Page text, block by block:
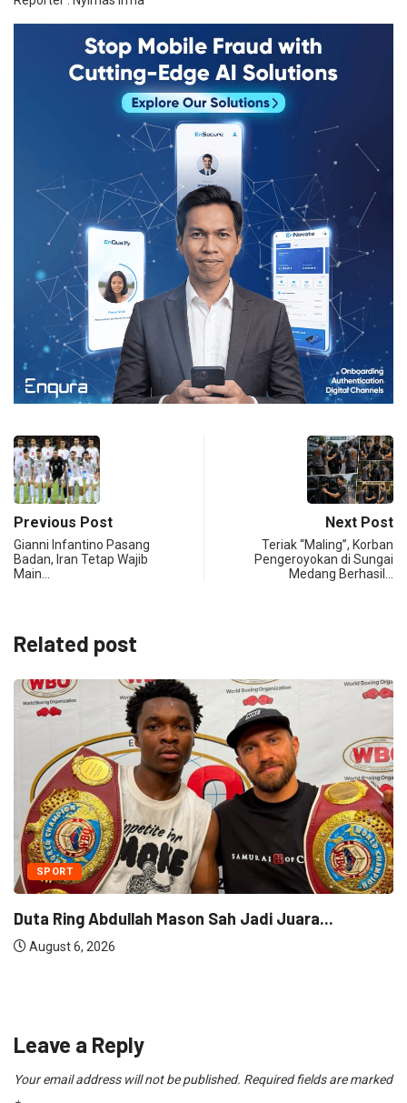
Previous Post
Gianni Infantino Pasang
Badan, Iran Tetap Wajib
Main…
Next Post
Teriak “Maling”, Korban
Pengeroyokan di Sungai
Medang Berhasil…
Related post
NEWS
159 Personel Polda Sumsel Dilatih Jadi Trainer...
Leave a Reply
Your email address will not be published. Required fields are marked